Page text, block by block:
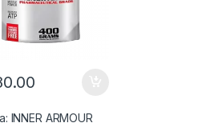
INNER ARMOUR